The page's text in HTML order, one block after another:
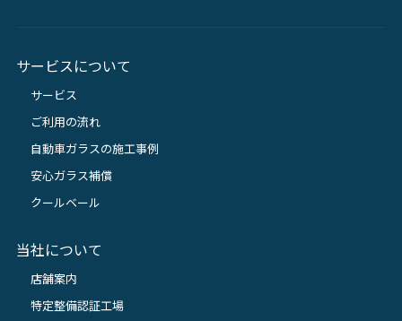
サービスについて
サービス
ご利用の流れ
自動車ガラスの施工事例
安心ガラス補償
クールベール
当社について
店舗案内
特定整備認証工場